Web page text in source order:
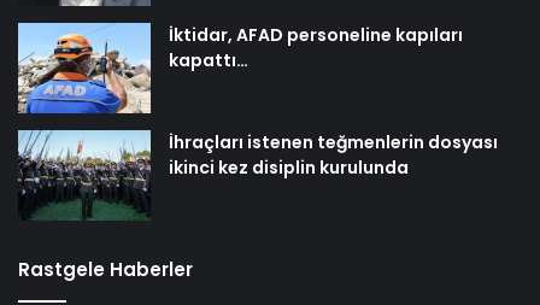
İktidar, AFAD personeline kapıları
kapattı…
İhraçları istenen teğmenlerin dosyası
ikinci kez disiplin kurulunda
Rastgele Haberler